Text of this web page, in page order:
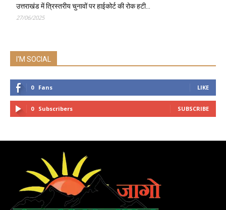
उत्तराखंड में त्रिस्तरीय चुनावों पर हाईकोर्ट की रोक हटी…
27/06/2025
I'M SOCIAL
0 Fans LIKE
0 Subscribers SUBSCRIBE